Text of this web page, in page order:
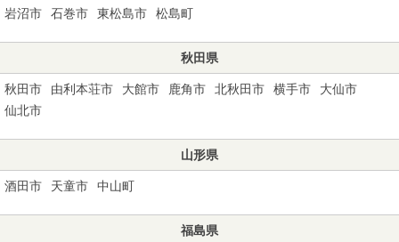
岩沼市
石巻市 東松島市 松島町
秋田県
秋田市 由利本荘市 大館市 鹿角市 北秋田市 横手市
大仙市
仙北市
山形県
酒田市 天童市 中山町
福島県